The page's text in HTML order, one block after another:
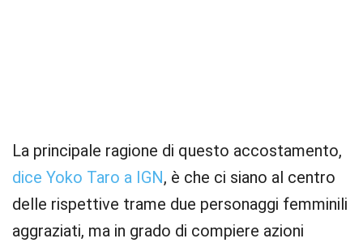
La principale ragione di questo accostamento,
dice Yoko Taro a IGN, è che ci siano al centro
delle rispettive trame due personaggi femminili
aggraziati, ma in grado di compiere azioni